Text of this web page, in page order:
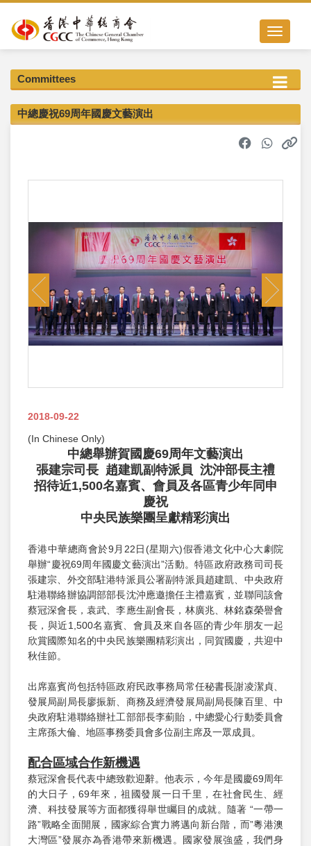
Toggle
Committees
中總慶祝69周年國慶文藝演出
Previous Next
2018-09-22
(In Chinese Only)
中總舉辦賀國慶69周年文藝演出
張建宗司長 趙建凱副特派員 沈沖部長主禮
招待近1,500名嘉賓、會員及各區青少年同申
慶祝
中央民族樂團呈獻精彩演出
香港中華總商會於9月22日(星期六)假香港文化中心大劇院
舉辦“慶祝69周年國慶文藝演出”活動。特區政府政務司司長
張建宗、外交部駐港特派員公署副特派員趙建凱、中央政府
駐港聯絡辦協調部部長沈沖應邀擔任主禮嘉賓，並聯同該會
蔡冠深會長，袁武、李應生副會長，林廣兆、林銘森榮譽會
長，與近1,500名嘉賓、會員及來自各區的青少年朋友一起
欣賞國際知名的中央民族樂團精彩演出，同賀國慶，共迎中
秋佳節。
出席嘉賓尚包括特區政府民政事務局常任秘書長謝凌潔貞、
發展局副局長廖振新、商務及經濟發展局副局長陳百里、中
央政府駐港聯絡辦社工部部長李薊貽，中總愛心行動委員會
主席孫大倫、地區事務委員會多位副主席及一眾成員。
配合區域合作新機遇
蔡冠深會長代表中總致歡迎辭。他表示，今年是國慶69周年
的大日子，69年來，祖國發展一日千里，在社會民生、經
濟、科技發展等方面都獲得舉世矚目的成就。隨著 “一帶一
路”戰略全面開展，國家綜合實力將邁向新台階，而”粵港澳
大灣區”發展亦為香港帶來新機遇。國家發展強盛，我們身